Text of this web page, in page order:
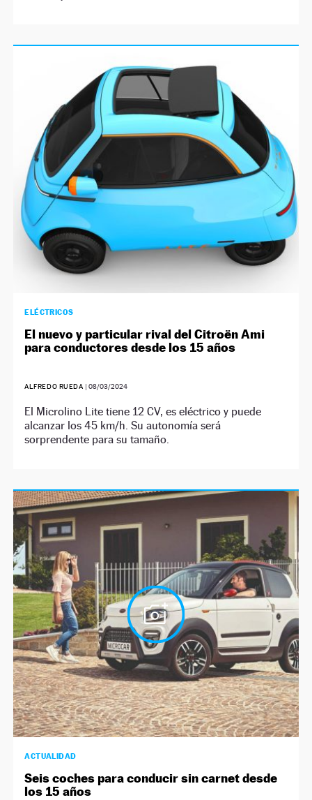
ELÉCTRICOS
El nuevo y particular rival del Citroën Ami
para conductores desde los 15 años
ALFREDO RUEDA | 08/03/2024
El Microlino Lite tiene 12 CV, es eléctrico y puede
alcanzar los 45 km/h. Su autonomía será
sorprendente para su tamaño.
ACTUALIDAD
Seis coches para conducir sin carnet desde
los 15 años